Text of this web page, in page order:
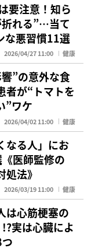
要注意！知ら
れる”…当て
な悪習慣11選
2026/04/27 11:00 健康
響”の意外な食
者が“トマトを
”ワケ
2026/04/02 11:00 健康
なる人」にお
医師監修の
法》
2026/03/19 11:00 健康
は心筋梗塞の
実は心臓によ